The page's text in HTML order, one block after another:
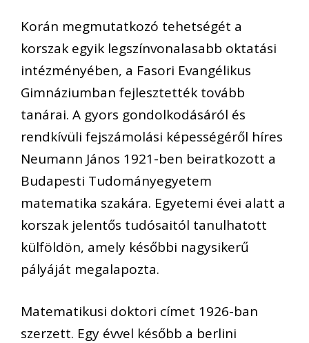
Korán megmutatkozó tehetségét a
korszak egyik legszínvonalasabb oktatási
intézményében, a Fasori Evangélikus
Gimnáziumban fejlesztették tovább
tanárai. A gyors gondolkodásáról és
rendkívüli fejszámolási képességéről híres
Neumann János 1921-ben beiratkozott a
Budapesti Tudományegyetem
matematika szakára. Egyetemi évei alatt a
korszak jelentős tudósaitól tanulhatott
külföldön, amely későbbi nagysikerű
pályáját megalapozta.
Matematikusi doktori címet 1926-ban
szerzett. Egy évvel később a berlini